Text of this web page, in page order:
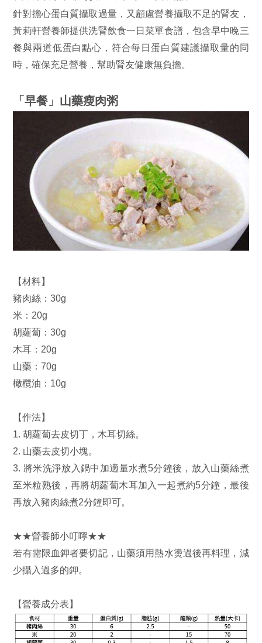
針對擔心蛋白質攝取過量，又顧慮營養攝取不足的腎友，
黃莉軒營養師提供洗腎飲食一日菜單食譜，包含早中晚三
餐與兩道低蛋白點心，符合每日蛋白質建議攝取量的同
時，確保充足營養，幫助腎友健康無負擔。
「早餐」山藥瘦肉粥
【材料】
豬肉絲：30g
米：20g
胡蘿蔔：30g
木耳：20g
山藥：70g
橄欖油：10g
【作法】
1. 胡蘿蔔去皮切丁，木耳切絲。
2. 山藥去皮切小塊。
3. 將米洗淨放入鍋中加適量水煮5分鐘後，放入山藥絲煮
至米粒熟後，再將胡蘿蔔木耳加入一起煮約5分鐘，最後
再放入豬肉絲煮2分鐘即可。
★★營養師小叮嚀★★
若有需限血鉀者要切記，山藥須用熱水燙過後再料理，減
少攝入過多的鉀。
【營養成分表】